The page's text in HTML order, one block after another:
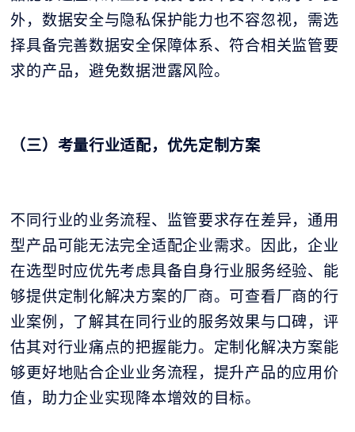
外，数据安全与隐私保护能力也不容忽视，需选
择具备完善数据安全保障体系、符合相关监管要
求的产品，避免数据泄露风险。
（三）考量行业适配，优先定制方案
不同行业的业务流程、监管要求存在差异，通用
型产品可能无法完全适配企业需求。因此，企业
在选型时应优先考虑具备自身行业服务经验、能
够提供定制化解决方案的厂商。可查看厂商的行
业案例，了解其在同行业的服务效果与口碑，评
估其对行业痛点的把握能力。定制化解决方案能
够更好地贴合企业业务流程，提升产品的应用价
值，助力企业实现降本增效的目标。